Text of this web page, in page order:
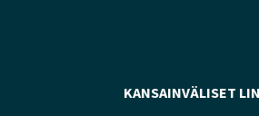
KANSAINVÄLISET